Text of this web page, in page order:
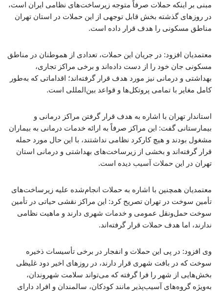
مبنی بر اینکه حملات صرفاً متوجه زیرساخت‌های نظامی ایران است،
در روزهای گذشته بخش قابل توجهی از این حملات در استان تهران
مناطق مسکونی را هدف قرار داده است.
معتمدیان افزود: در جریان این حملات، تعدادی از هموطنان در مناطق
مسکونی جان خود را از دست داده‌اند و برخی مراکز تجاری،
بهداشتی و درمانی نیز مورد هدف قرار گرفته‌اند؛ اقداماتی که به‌طور
کامل مغایر با تمامی پروتکل‌ها و قواعد بین‌المللی است.
استاندار تهران با اشاره به هدف قرار گرفتن مراکز درمانی و
بیمارستانی گفت: این مراکز صرفاً به ارائه خدمات درمانی به بیماران
مشغول بودند و هیچ کارکرد نظامی نداشتند، با این حال مورد حمله
قرار گرفته‌اند و بخشی از زیرساخت‌های بهداشتی و درمانی استان
تهران در این حملات آسیب دیده است.
معتمدیان همچنین با اشاره به حملات انجام‌شده علیه زیرساخت‌های
تأمین سوخت در تهران تصریح کرد: این مراکز نقشی حیاتی در تأمین
سوخت حمل‌ونقل عمومی و خدمات شهری دارند و ماهیت نظامی
ندارند، اما هدف حملات قرار گرفته‌اند.
وی افزود: در پی این حملات و انفجار در برخی تأسیسات ذخیره
سوخت که در بافت شهری قرار دارند، در روزهای اخیر دود غلیظی
بخش‌هایی از شهر را فرا گرفته که می‌تواند سلامت شهروندان،
به‌ویژه گروه‌های آسیب‌پذیر مانند کودکان، سالمندان و افراد دارای